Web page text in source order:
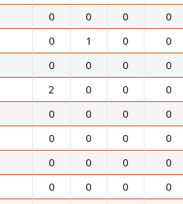
0 0 0
0
0 1 0
0
0 0 0
0
2 0 0
0
0 0 0
0
0 0 0
0
0 0 0
0
0 0 0 0